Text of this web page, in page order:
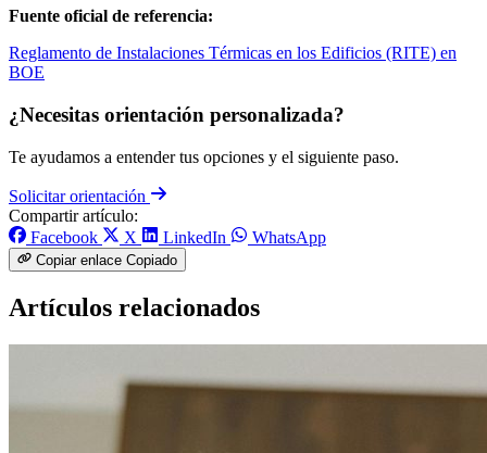
Fuente oficial de referencia:
Reglamento de Instalaciones Térmicas en los Edificios (RITE) en
BOE
¿Necesitas orientación personalizada?
Te ayudamos a entender tus opciones y el siguiente paso.
Solicitar orientación
Compartir artículo:
Facebook
X LinkedIn WhatsApp
Copiar enlace Copiado
Artículos relacionados